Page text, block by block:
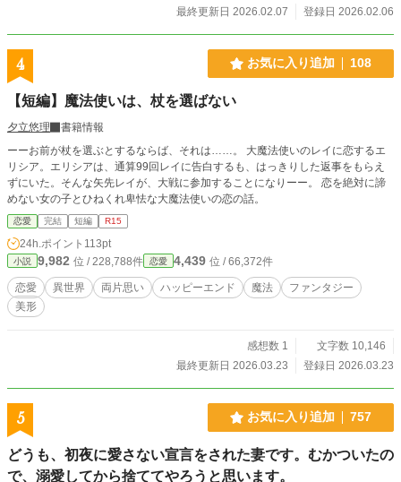
最終更新日 2026.02.07
登録日 2026.02.06
4 お気に入り追加 108
【短編】魔法使いは、杖を選ばない
夕立悠理
書籍情報
ーーお前が杖を選ぶとするならば、それは……。 大魔法使いのレイに恋するエ
リシア。エリシアは、通算99回レイに告白するも、はっきりした返事をもらえ
ずにいた。そんな矢先レイが、大戦に参加することになりーー。 恋を絶対に諦
めない女の子とひねくれ卑怯な大魔法使いの恋の話。
恋愛 完結 短編 R15
24h.ポイント 113pt
小説 9,982 位 / 228,788件 恋愛 4,439 位 / 66,372件
恋愛 異世界 両片思い ハッピーエンド 魔法
ファンタジー
美形
感想数 1
文字数 10,146
最終更新日 2026.03.23
登録日 2026.03.23
5 お気に入り追加 757
どうも、初夜に愛さない宣言をされた妻です。むかついたの
で、溺愛してから捨ててやろうと思います。